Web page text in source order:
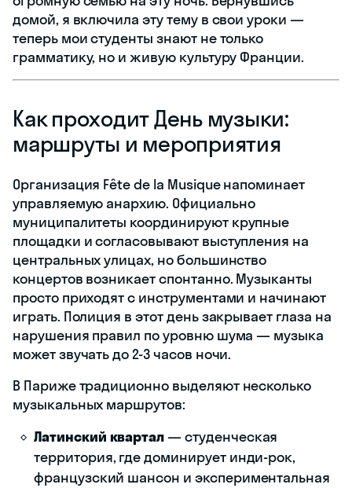
домой, я включила эту тему в свои уроки —
теперь мои студенты знают не только
грамматику, но и живую культуру Франции.
Как проходит День музыки:
маршруты и мероприятия
Организация Fête de la Musique напоминает
управляемую анархию. Официально
муниципалитеты координируют крупные
площадки и согласовывают выступления на
центральных улицах, но большинство
концертов возникает спонтанно. Музыканты
просто приходят с инструментами и начинают
играть. Полиция в этот день закрывает глаза на
нарушения правил по уровню шума — музыка
может звучать до 2-3 часов ночи.
В Париже традиционно выделяют несколько
музыкальных маршрутов:
Латинский квартал— студенческая
территория, где доминирует инди-рок,
французский шансон и экспериментальная